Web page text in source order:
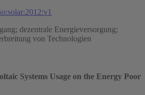
dezentrale Energieversorgung;
von Technologien
Systems Usage on the Energy Poor